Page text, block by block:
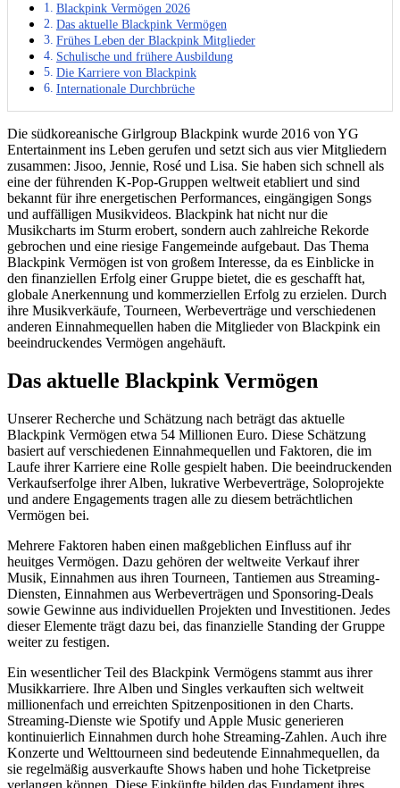
Blackpink Vermögen 2026
Das aktuelle Blackpink Vermögen
Frühes Leben der Blackpink Mitglieder
Schulische und frühere Ausbildung
Die Karriere von Blackpink
Internationale Durchbrüche
Die südkoreanische Girlgroup Blackpink wurde 2016 von YG
Entertainment ins Leben gerufen und setzt sich aus vier Mitgliedern
zusammen: Jisoo, Jennie, Rosé und Lisa. Sie haben sich schnell als
eine der führenden K-Pop-Gruppen weltweit etabliert und sind
bekannt für ihre energetischen Performances, eingängigen Songs
und auffälligen Musikvideos. Blackpink hat nicht nur die
Musikcharts im Sturm erobert, sondern auch zahlreiche Rekorde
gebrochen und eine riesige Fangemeinde aufgebaut. Das Thema
Blackpink Vermögen ist von großem Interesse, da es Einblicke in
den finanziellen Erfolg einer Gruppe bietet, die es geschafft hat,
globale Anerkennung und kommerziellen Erfolg zu erzielen. Durch
ihre Musikverkäufe, Tourneen, Werbeverträge und verschiedenen
anderen Einnahmequellen haben die Mitglieder von Blackpink ein
beeindruckendes Vermögen angehäuft.
Das aktuelle Blackpink Vermögen
Unserer Recherche und Schätzung nach beträgt das aktuelle
Blackpink Vermögen etwa 54 Millionen Euro. Diese Schätzung
basiert auf verschiedenen Einnahmequellen und Faktoren, die im
Laufe ihrer Karriere eine Rolle gespielt haben. Die beeindruckenden
Verkaufserfolge ihrer Alben, lukrative Werbeverträge, Soloprojekte
und andere Engagements tragen alle zu diesem beträchtlichen
Vermögen bei.
Mehrere Faktoren haben einen maßgeblichen Einfluss auf ihr
heuitges Vermögen. Dazu gehören der weltweite Verkauf ihrer
Musik, Einnahmen aus ihren Tourneen, Tantiemen aus Streaming-
Diensten, Einnahmen aus Werbeverträgen und Sponsoring-Deals
sowie Gewinne aus individuellen Projekten und Investitionen. Jedes
dieser Elemente trägt dazu bei, das finanzielle Standing der Gruppe
weiter zu festigen.
Ein wesentlicher Teil des Blackpink Vermögens stammt aus ihrer
Musikkarriere. Ihre Alben und Singles verkauften sich weltweit
millionenfach und erreichten Spitzenpositionen in den Charts.
Streaming-Dienste wie Spotify und Apple Music generieren
kontinuierlich Einnahmen durch hohe Streaming-Zahlen. Auch ihre
Konzerte und Welttourneen sind bedeutende Einnahmequellen, da
sie regelmäßig ausverkaufte Shows haben und hohe Ticketpreise
verlangen können. Diese Einkünfte bilden das Fundament ihres